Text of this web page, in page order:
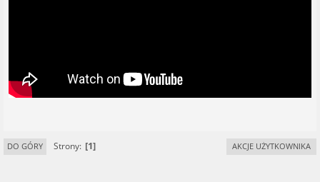
DO GÓRY Strony 1 AKCJE UŻYTKOWNIKA